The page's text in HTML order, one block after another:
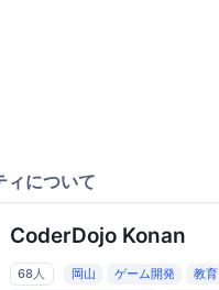
ィについて
CoderDojo Konan
68人 岡山 ゲーム開発 教育